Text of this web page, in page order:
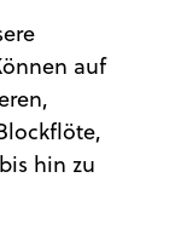
auf
hin zu